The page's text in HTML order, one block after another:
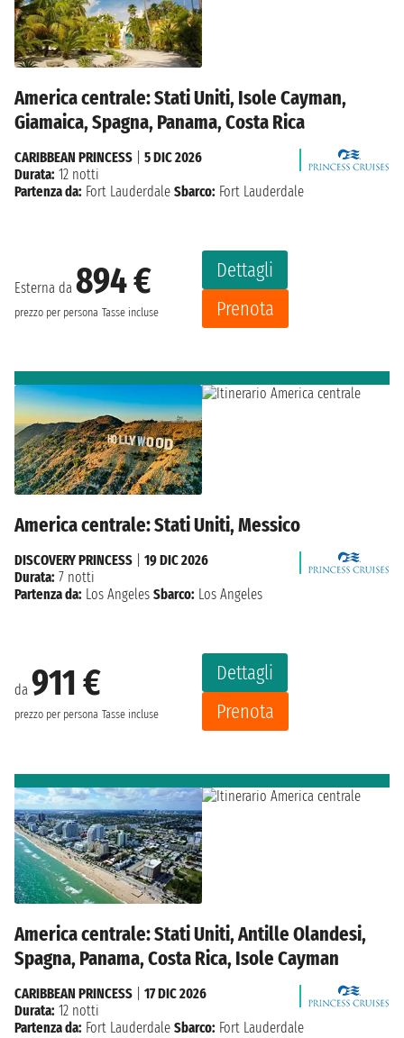
America centrale: Stati Uniti, Isole Cayman,
Giamaica, Spagna, Panama, Costa Rica
Esterna da 894 €
prezzo per persona Tasse incluse
Dettagli
Prenota
CARIBBEAN PRINCESS
5 DIC 2026
Durata: 12 notti
Partenza da: Fort Lauderdale Sbarco: Fort Lauderdale
America centrale: Stati Uniti, Messico
da 911 €
prezzo per persona Tasse incluse
Dettagli
Prenota
DISCOVERY PRINCESS
19 DIC 2026
Durata: 7 notti
Partenza da: Los Angeles Sbarco: Los Angeles
America centrale: Stati Uniti, Antille Olandesi,
Spagna, Panama, Costa Rica, Isole Cayman
CARIBBEAN PRINCESS
17 DIC 2026
Durata: 12 notti
Partenza da: Fort Lauderdale Sbarco: Fort Lauderdale